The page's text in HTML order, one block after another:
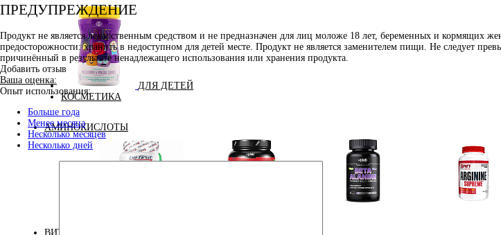
ДЛЯ ДЕТЕЙ
КОСМЕТИКА
АМИНОКИСЛОТЫ
ВИТАМИНЫ И МИНЕРАЛЫ
ПРЕДУПРЕЖДЕНИЕ
Продукт не является лекарственным средством и не предназначен для лиц моложе 18 лет, беременных и
предосторожности: хранить в недоступном для детей месте. Продукт не является заменителем пищи. Не следует
причинённый в результате ненадлежащего использования или хранения продукта.
Добавить отзыв
Ваша оценка:
Опыт использования:
Больше года
Менее месяца
Несколько месяцев
Несколько дней